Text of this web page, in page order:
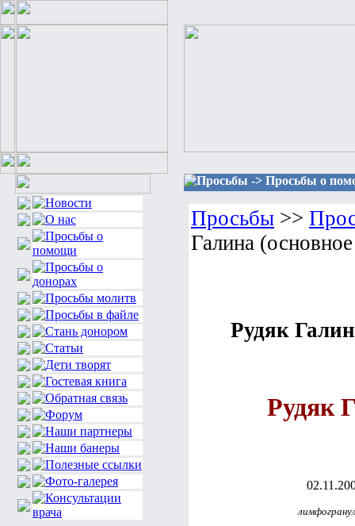
Просьбы -> Просьбы о
Просьбы >>
Галина
Рудяк
Рудяк